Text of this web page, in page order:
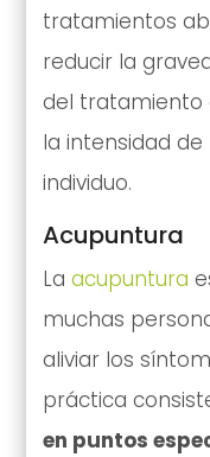
tratamientos
reducir la
del tratamiento
la intensidad
individuo.
Acupuntura
La acupuntura
muchas
aliviar los
práctica
en puntos